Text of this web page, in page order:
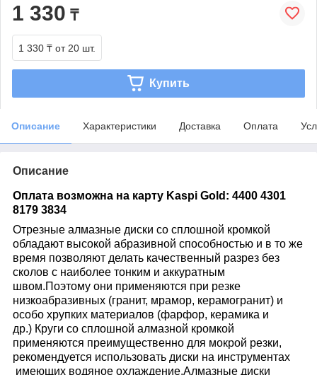
1 330 ₸
1 330 ₸ от 20 шт.
Купить
Описание Характеристики Доставка Оплата
Описание
Оплата возможна на карту Kaspi Gold: 4400 4301
8179 3834
Отрезные алмазные диски со сплошной кромкой
обладают высокой абразивной способностью и в то же
время позволяют делать качественный разрез без
сколов с наиболее тонким и аккуратным
швом.Поэтому они применяются при резке
низкоабразивных (гранит, мрамор, керамогранит) и
особо хрупких материалов (фарфор, керамика и
др.) Круги со сплошной алмазной кромкой
применяются преимущественно для мокрой резки,
рекомендуется использовать диски на инструментах
имеющих водяное охлаждение.Алмазные диски